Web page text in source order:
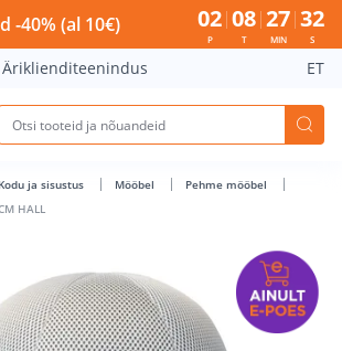
D52CM HALL - Bauhof has loaded
-40% (al 10€) 02
P
08
T
27
MIN
31
S
Äriklienditeenindus ET
Kodu ja sisustus Mööbel
Pehme mööbel
HALL